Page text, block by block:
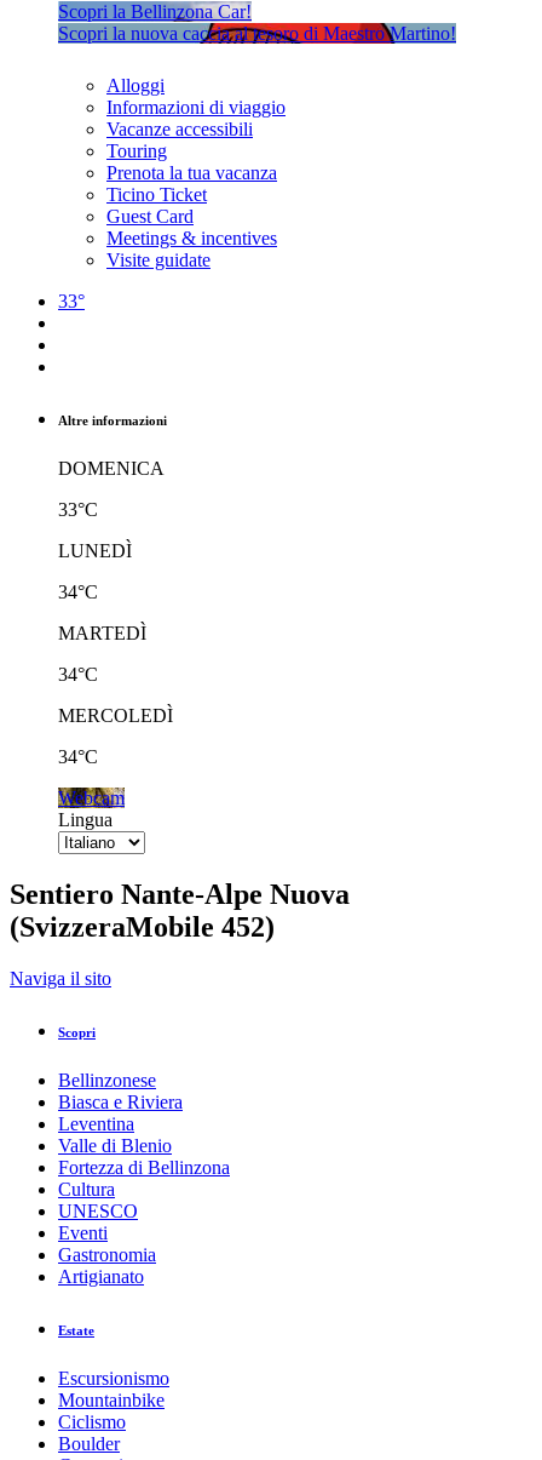
Scopri la Bellinzona Car!
Scopri la nuova caccia al tesoro di Maestro Martino!
Alloggi
Informazioni di viaggio
Vacanze accessibili
Touring
Prenota la tua vacanza
Ticino Ticket
Guest Card
Meetings & incentives
Visite guidate
33°
Altre informazioni
DOMENICA
33°C
LUNEDÌ
34°C
MARTEDÌ
34°C
MERCOLEDÌ
34°C
Webcam
Lingua
Sentiero Nante-Alpe Nuova
(SvizzeraMobile 452)
Indietro
TopPercorso consigliato
Sentiero Nante-Alpe Nuova
(SvizzeraMobile 452)
Responsabile del contenuto
Bellinzona e Valli Turismo
Foto: Bellinzona e Valli Turismo, Bellinzona e Valli Turismo
Sintesi
Naviga il sito
Scopri
Bellinzonese
Biasca e Riviera
Leventina
Valle di Blenio
Fortezza di Bellinzona
Cultura
UNESCO
Eventi
Gastronomia
Artigianato
Estate
Escursionismo
Mountainbike
Ciclismo
Boulder